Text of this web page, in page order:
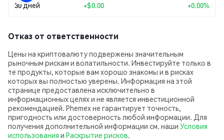
30 дней +$0.00 +0.00%
Отказ от ответственности
Цены на криптовалюту подвержены значительным
рыночным рискам и волатильности. Инвестируйте только в
те продукты, которые вам хорошо знакомы и в рисках
которых вы полностью уверены. Информация на этой
странице предоставлена исключительно в
информационных целях и не является инвестиционной
рекомендацией. Phemex не гарантирует точность,
пригодность или достоверность любой информации. Для
получения дополнительной информации см. наши Условия
использования и Раскрытие рисков.